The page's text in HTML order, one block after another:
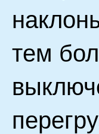
тем